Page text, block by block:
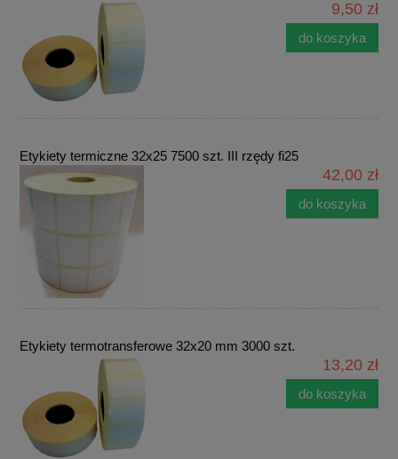
9,50 zł
do koszyka
Etykiety termiczne 32x25 7500 szt. III rzędy fi25
42,00 zł
do koszyka
Etykiety termotransferowe 32x20 mm 3000 szt.
13,20 zł
do koszyka